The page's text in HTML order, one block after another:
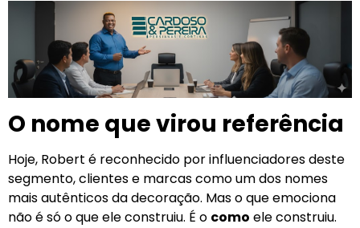
O nome que virou referência
Hoje, Robert é reconhecido por influenciadores deste
segmento, clientes e marcas como um dos nomes
mais autênticos da decoração. Mas o que emociona
não é só o que ele construiu. É o como ele construiu.